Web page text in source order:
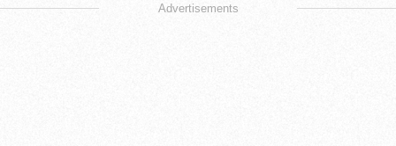
Advertisements